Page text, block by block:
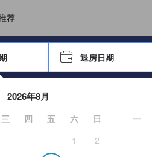
荐
退房日期
览日期选择器。使用箭头键浏览入住
2026年8月
三 四 五 六
日
1
2
一